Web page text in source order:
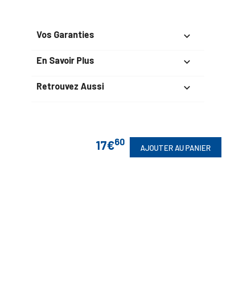
17€60
AJOUTER AU PANIER
Vos Garanties 
En Savoir Plus 
Retrouvez Aussi 
Suivez-Nous